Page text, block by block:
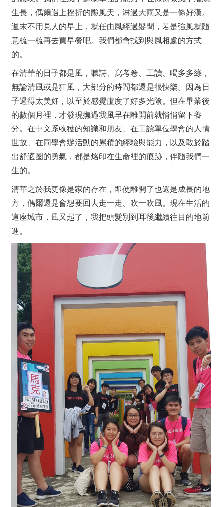
生長，偶爾遇上挫折的颱風天，淋過大雨又是一條好漢。
週末不用見人的早上，就任由風經過髮間，若是強風就隨
意梳一梳再去買早餐吧。我們都會找到與風相處的方式
的。
在清華的日子都是風，聽詩、寫考卷、工讀、喝多多綠，
無論清風或是狂風，大部分的時間都還是很快樂。因為日
子過得太美好，以至於感覺虛度了好多光陰。但在畢業後
的數個月裡，才發現撫過我風早在離開前就悄悄留下養
分。在中文系收穫的知識和朋友、在工讀單位學會的人情
世故、在同學會辦活動的累積的經驗與能力，以及敢於踏
出舒適圈的勇氣，都是烙印在生命裡的痕跡，伴隨我們一
生的。
清華之於我更像是家的存在，即使離開了也還是成長的地
方，偶爾還是會想要回去走一走、吹一吹風。現在生活的
這座城市，風又起了，我把頭髮別到耳後繼續往目的地前
進。